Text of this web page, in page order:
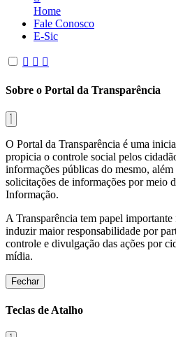
Home
Fale Conosco
E-Sic
Sobre o Portal da Transparência
O Portal da Transparência é uma
propicia o controle social pelos
informações públicas do mesmo,
solicitações de informações por meio
Informação.
A Transparência tem papel
induzir maior responsabilidade por
controle e divulgação das ações por
mídia.
Fechar
Teclas de Atalho